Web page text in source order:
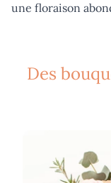
une floraison
Des